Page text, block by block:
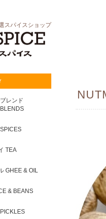
スパイスショップ
レンド
TEA
GHEE & OIL
& BEANS